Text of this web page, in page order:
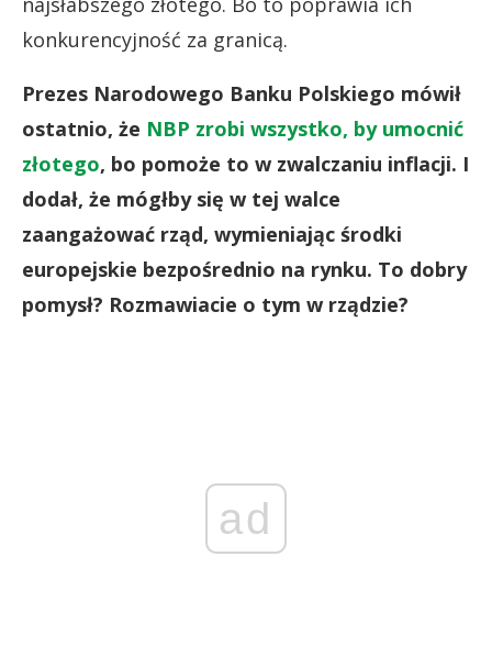
konkurencyjność za granicą.
Prezes Narodowego Banku Polskiego mówił
ostatnio, że NBP zrobi wszystko, by umocnić
złotego, bo pomoże to w zwalczaniu inflacji. I
dodał, że mógłby się w tej walce
zaangażować rząd, wymieniając środki
europejskie bezpośrednio na rynku. To dobry
pomysł? Rozmawiacie o tym w rządzie?
ad